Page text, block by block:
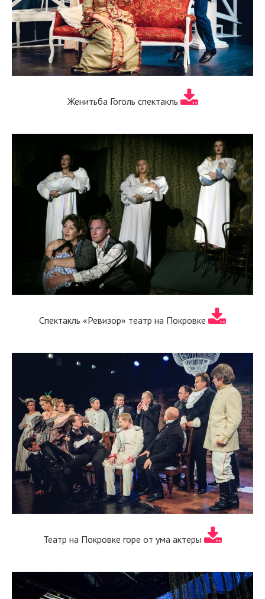
Женитьба Гоголь спектакль
Спектакль «Ревизор» театр на Покровке
Театр на Покровке горе от ума актеры